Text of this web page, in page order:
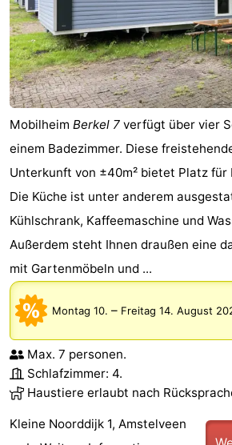
Mobilheim Berkel 7 verfügt über vier
einem Badezimmer. Diese
Unterkunft von ±40m² bietet Platz für
Die Küche ist unter anderem
Kühlschrank, Kaffeemaschine und
Außerdem steht Ihnen draußen eine
mit Gartenmöbeln und ...
Montag 10. – Freitag 14. August
Max. 7 personen.
Schlafzimmer: 4.
Haustiere erlaubt nach
Kleine Noorddijk 1, Amstelveen